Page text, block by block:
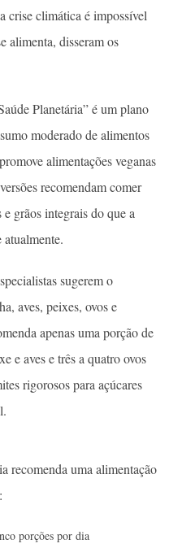
crise climática é impossível
alimenta, disseram os
Planetária” é um plano
moderado de alimentos
alimentações veganas
recomendam comer
grãos integrais do que a
sugerem o
aves, peixes, ovos e
apenas uma porção de
e aves e três a quatro ovos
rigorosos para açúcares
recomenda uma alimentação
porções por dia